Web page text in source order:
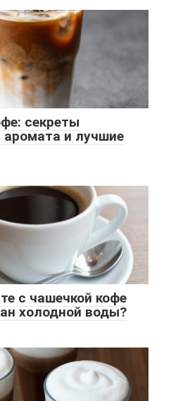
секреты
аромата и лучшие
с чашечкой кофе
холодной воды?